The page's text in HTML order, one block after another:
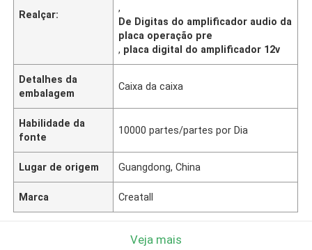
Realçar:
,
De Digitas do amplificador audio da
placa operação pre
, placa digital do amplificador 12v
Detalhes da
embalagem
Caixa da caixa
Habilidade da
fonte
10000 partes/partes por Dia
Lugar de origem Guangdong, China
Marca Creatall
Veja mais